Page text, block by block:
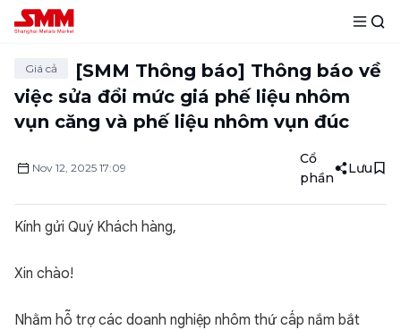
Giá cả
[SMM Thông báo] Thông báo về
việc sửa đổi mức giá phế liệu nhôm
vụn căng và phế liệu nhôm vụn đúc
Nov 12, 2025 17:09
Cổ
phần
Lưu
Kính gửi Quý Khách hàng,
Xin chào!
Nhằm hỗ trợ các doanh nghiệp nhôm thứ cấp nắm bắt